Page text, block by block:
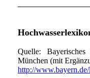
Quelle:
München (mit
http://